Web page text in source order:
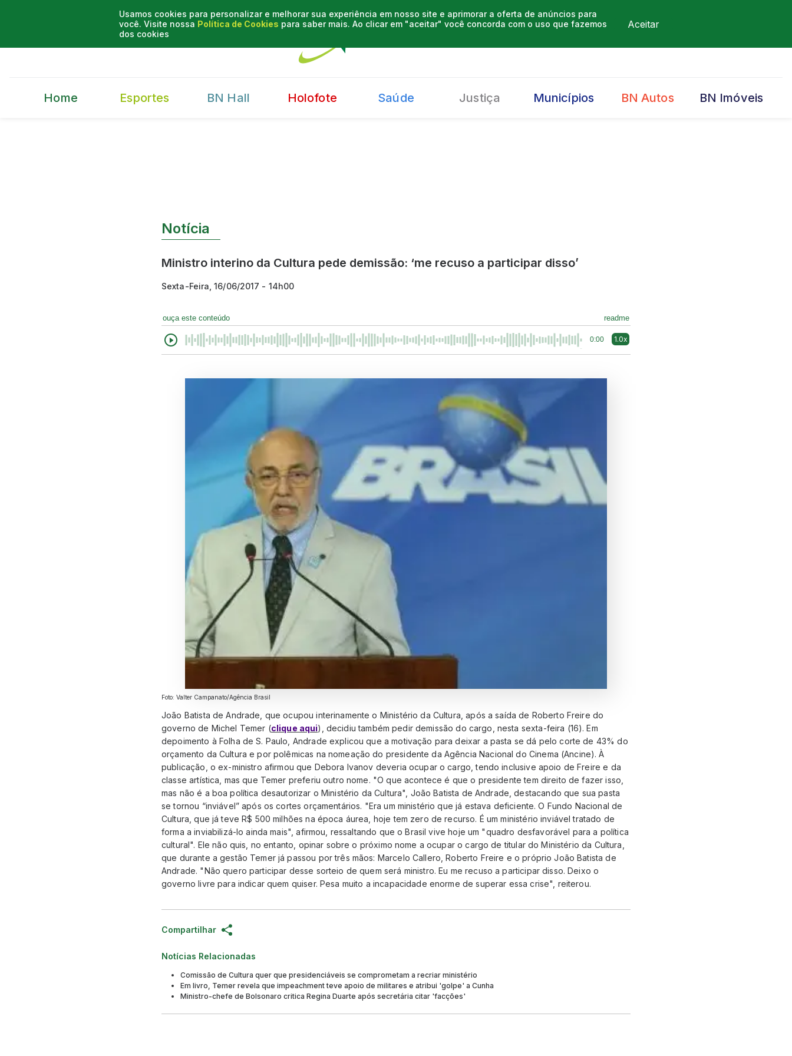
Usamos cookies para personalizar e melhorar sua experiência em nosso site e aprimorar a oferta de anúncios para
você. Visite nossa Política de Cookies para saber mais. Ao clicar em "aceitar" você concorda com o uso que fazemos
dos cookies
Aceitar
Home Esportes BN Hall Holofote Saúde Justiça Municípios BN Autos BN Imóveis
Notícia
Ministro interino da Cultura pede demissão: ‘me recuso a participar disso’
Sexta-Feira, 16/06/2017 - 14h00
ouça este conteúdo readme
0:00 1.0x
Foto: Valter Campanato/Agência Brasil
João Batista de Andrade, que ocupou interinamente o Ministério da Cultura, após a saída de Roberto Freire do
governo de Michel Temer (clique aqui), decidiu também pedir demissão do cargo, nesta sexta-feira (16). Em
depoimento à Folha de S. Paulo, Andrade explicou que a motivação para deixar a pasta se dá pelo corte de 43% do
orçamento da Cultura e por polêmicas na nomeação do presidente da Agência Nacional do Cinema (Ancine). À
publicação, o ex-ministro afirmou que Debora Ivanov deveria ocupar o cargo, tendo inclusive apoio de Freire e da
classe artística, mas que Temer preferiu outro nome. "O que acontece é que o presidente tem direito de fazer isso,
mas não é a boa política desautorizar o Ministério da Cultura", João Batista de Andrade, destacando que sua pasta
se tornou “inviável” após os cortes orçamentários. "Era um ministério que já estava deficiente. O Fundo Nacional de
Cultura, que já teve R$ 500 milhões na época áurea, hoje tem zero de recurso. É um ministério inviável tratado de
forma a inviabilizá-lo ainda mais", afirmou, ressaltando que o Brasil vive hoje um "quadro desfavorável para a política
cultural". Ele não quis, no entanto, opinar sobre o próximo nome a ocupar o cargo de titular do Ministério da Cultura,
que durante a gestão Temer já passou por três mãos: Marcelo Callero, Roberto Freire e o próprio João Batista de
Andrade. "Não quero participar desse sorteio de quem será ministro. Eu me recuso a participar disso. Deixo o
governo livre para indicar quem quiser. Pesa muito a incapacidade enorme de superar essa crise", reiterou.
Compartilhar
Notícias Relacionadas
Comissão de Cultura quer que presidenciáveis se comprometam a recriar ministério
Em livro, Temer revela que impeachment teve apoio de militares e atribui 'golpe' a Cunha
Ministro-chefe de Bolsonaro critica Regina Duarte após secretária citar 'facções'